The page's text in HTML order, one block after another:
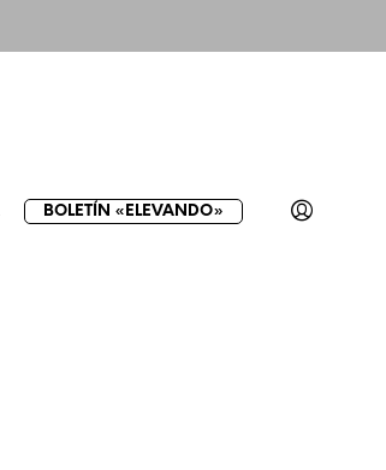
BOLETÍN «ELEVANDO»